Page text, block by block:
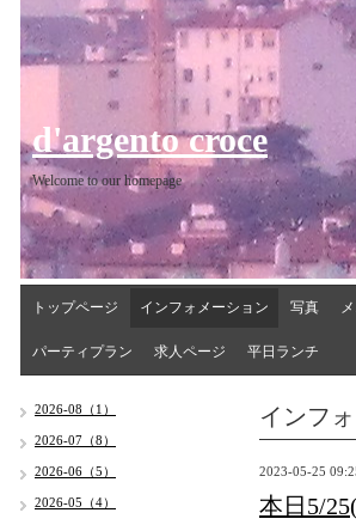
d'argento croce
Welcome to our homepage
トップページ インフォメーション 写真
パーティプラン 求人ページ 平日ランチ
インフ
2023-05-25
本日5/
2026-08（1）
2026-07（8）
2026-06（5）
2026-05（4）